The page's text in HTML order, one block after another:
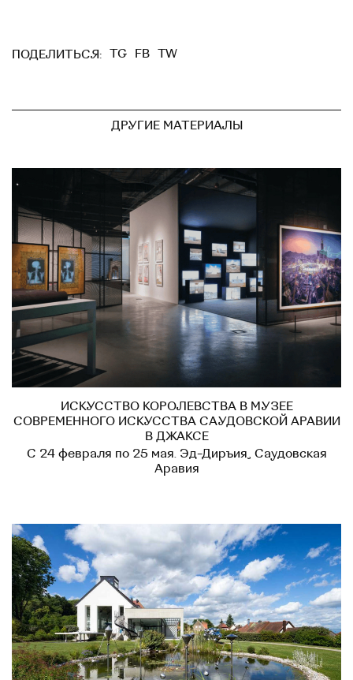
ПОДЕЛИТЬСЯ: TG FB TW
ДРУГИЕ МАТЕРИАЛЫ
ИСКУССТВО КОРОЛЕВСТВА В МУЗЕЕ
СОВРЕМЕННОГО ИСКУССТВА САУДОВСКОЙ АРАВИИ
В ДЖАКСЕ
С 24 февраля по 25 мая. Эд-Диръия, Саудовская
Аравия